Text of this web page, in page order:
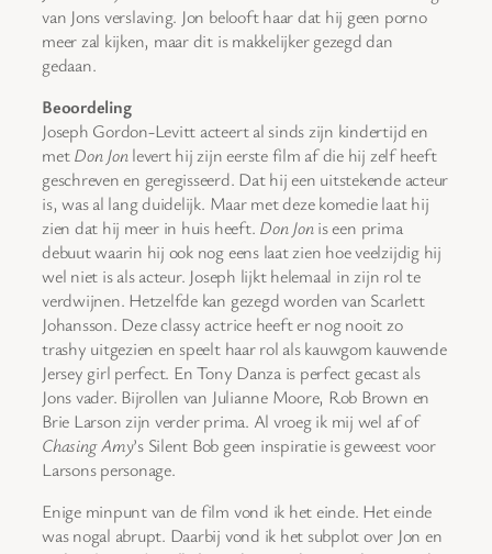
van Jons verslaving. Jon belooft haar dat hij geen porno
meer zal kijken, maar dit is makkelijker gezegd dan
gedaan.
Beoordeling
Joseph Gordon-Levitt acteert al sinds zijn kindertijd en
metDon Jonlevert hij zijn eerste film af die hij zelf heeft
geschreven en geregisseerd. Dat hij een uitstekende acteur
is, was al lang duidelijk. Maar met deze komedie laat hij
zien dat hij meer in huis heeft. Don Jonis een prima
debuut waarin hij ook nog eens laat zien hoe veelzijdig hij
wel niet is als acteur. Joseph lijkt helemaal in zijn rol te
verdwijnen. Hetzelfde kan gezegd worden van Scarlett
Johansson. Deze classy actrice heeft er nog nooit zo
trashy uitgezien en speelt haar rol als kauwgom kauwende
Jersey girl perfect. En Tony Danza is perfect gecast als
Jons vader. Bijrollen van Julianne Moore, Rob Brown en
Brie Larson zijn verder prima. Al vroeg ik mij wel af of
Chasing Amy’s Silent Bob geen inspiratie is geweest voor
Larsons personage.
Enige minpunt van de film vond ik het einde. Het einde
was nogal abrupt. Daarbij vond ik het subplot over Jon en